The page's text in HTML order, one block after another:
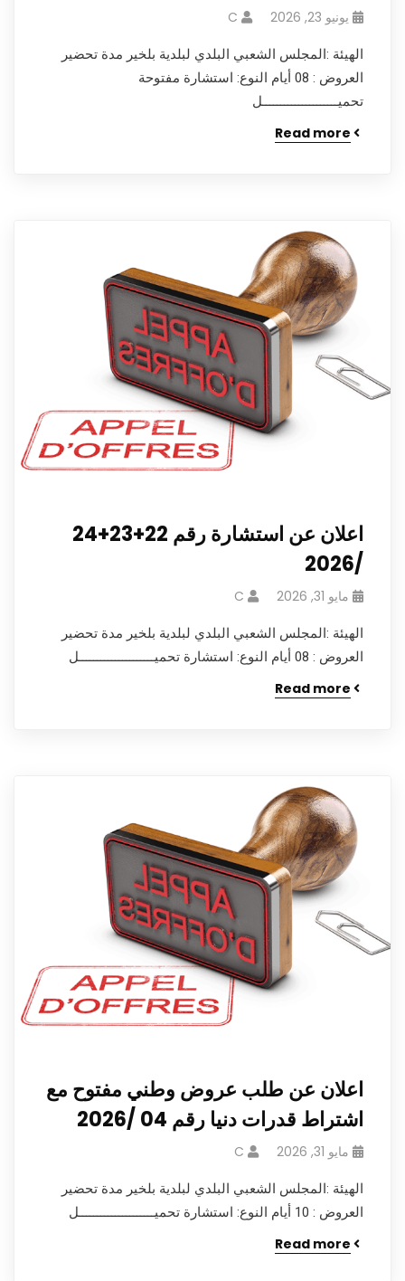
يونيو 23, 2026 C
الهيئة :المجلس الشعبي البلدي لبلدية بلخير مدة تحضير
العروض : 08 أيام النوع: استشارة مفتوحة
تحميـــــــــــــــــــــل
Read more
اعلان عن استشارة رقم 22+23+24
/2026
مايو 31, 2026 C
الهيئة :المجلس الشعبي البلدي لبلدية بلخير مدة تحضير
العروض : 08 أيام النوع: استشارة تحميـــــــــــــــــــــل
Read more
اعلان عن طلب عروض وطني مفتوح مع
اشتراط قدرات دنيا رقم 04 /2026
مايو 31, 2026 C
الهيئة :المجلس الشعبي البلدي لبلدية بلخير مدة تحضير
العروض : 10 أيام النوع: استشارة تحميـــــــــــــــــــــل
Read more